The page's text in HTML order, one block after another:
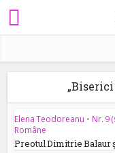
Elena Teodoreanu • Nr. 9
Române
Preotul Dimitrie Balaur